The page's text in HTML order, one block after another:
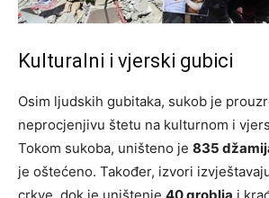
Kulturalni i vjerski gubici
Osim ljudskih gubitaka, sukob je
neprocjenjivu štetu na kulturnom i
Tokom sukoba, uništeno je 835
je oštećeno. Također, izvori
crkve, dok je uništenje 40 groblja i